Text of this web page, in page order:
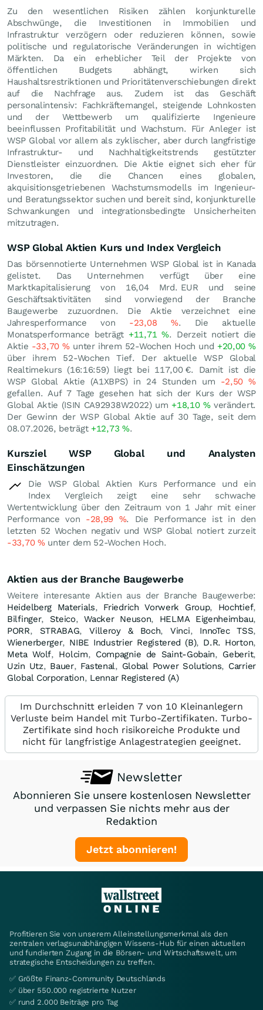
Zu den wesentlichen Risiken zählen konjunkturelle
Abschwünge, die Investitionen in Immobilien und
Infrastruktur verzögern oder reduzieren können, sowie
politische und regulatorische Veränderungen in wichtigen
Märkten. Da ein erheblicher Teil der Projekte von
öffentlichen Budgets abhängt, wirken sich
Haushaltsrestriktionen und Prioritätenverschiebungen direkt
auf die Nachfrage aus. Zudem ist das Geschäft
personalintensiv: Fachkräftemangel, steigende Lohnkosten
und der Wettbewerb um qualifizierte Ingenieure
beeinflussen Profitabilität und Wachstum. Für Anleger ist
WSP Global vor allem als zyklischer, aber durch langfristige
Infrastruktur- und Nachhaltigkeitstrends gestützter
Dienstleister einzuordnen. Die Aktie eignet sich eher für
Investoren, die die Chancen eines globalen,
akquisitionsgetriebenen Wachstumsmodells im Ingenieur-
und Beratungssektor suchen und bereit sind, konjunkturelle
Schwankungen und integrationsbedingte Unsicherheiten
mitzutragen.
WSP Global Aktien Kurs und Index Vergleich
Das börsennotierte Unternehmen WSP Global ist in Kanada
gelistet. Das Unternehmen verfügt über eine
Marktkapitalisierung von 16,04 Mrd. EUR und seine
Geschäftsaktivitäten sind vorwiegend der Branche
Baugewerbe zuzuordnen. Die Aktie verzeichnet eine
Jahresperformance von -23,08 %. Die aktuelle
Monatsperformance beträgt +11,71%. Derzeit notiert die
Aktie -33,70%unter ihrem 52-Wochen Hoch und +20,00%
über ihrem 52-Wochen Tief. Der aktuelle WSP Global
Realtimekurs (16:16:59) liegt bei 117,00 €. Damit ist die
WSP Global Aktie (A1XBPS) in 24 Stunden um -2,50%
gefallen. Auf 7 Tage gesehen hat sich der Kurs der WSP
Global Aktie (ISIN CA92938W2022) um +18,10 %verändert.
Der Gewinn der WSP Global Aktie auf 30 Tage, seit dem
08.07.2026, beträgt +12,73 %.
Kursziel WSP Global und Analysten
Einschätzungen
Die WSP Global Aktien Kurs Performance und ein
Index Vergleich zeigt eine sehr schwache
Wertentwicklung über den Zeitraum von 1 Jahr mit einer
Performance von -28,99 %. Die Performance ist in den
letzten 52 Wochen negativ und WSP Global notiert zurzeit
-33,70 %unter dem 52-Wochen Hoch.
Aktien aus der Branche Baugewerbe
Weitere interesante Aktien aus der Branche Baugewerbe:
Heidelberg Materials, Friedrich Vorwerk Group, Hochtief,
Bilfinger, Steico,Wacker Neuson, HELMA Eigenheimbau,
PORR, STRABAG,Villeroy & Boch,Vinci, InnoTec TSS,
Wienerberger, NIBE Industrier Registered (B), D.R. Horton,
Meta Wolf, Holcim, Compagnie de Saint-Gobain, Geberit,
Uzin Utz, Bauer, Fastenal, Global Power Solutions, Carrier
Global Corporation, Lennar Registered (A)
Im Durchschnitt erleiden 7 von 10 Kleinanlegern
Verluste beim Handel mit Turbo-Zertifikaten. Turbo-
Zertifikate sind hoch risikoreiche Produkte und
nicht für langfristige Anlagestrategien geeignet.
Newsletter
Abonnieren Sie unsere kostenlosen Newsletter
und verpassen Sie nichts mehr aus der
Redaktion
Jetzt abonnieren!
Profitieren Sie von unserem Alleinstellungsmerkmal als den
zentralen verlagsunabhängigen Wissens-Hub für einen aktuellen
und fundierten Zugang in die Börsen- und Wirtschaftswelt, um
strategische Entscheidungen zu treffen.
✅ Größte Finanz-Community Deutschlands
✅ über 550.000 registrierte Nutzer
✅ rund 2.000 Beiträge pro Tag